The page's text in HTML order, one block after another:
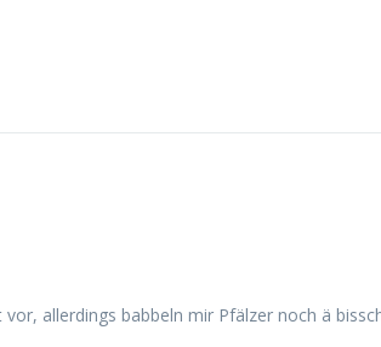
allerdings babbeln mir Pfälzer noch ä